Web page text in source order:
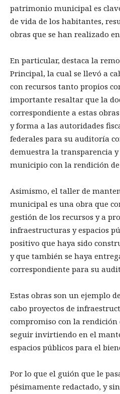
patrimonio municipal es
de vida de los habitantes,
obras que se han realizado
En particular, destaca la
Principal, la cual se llevó a
con recursos tanto propios
importante resaltar que la
correspondiente a estas
y forma a las autoridades
federales para su auditoría
demuestra la transparencia
municipio con la rendición de
Asimismo, el taller de
municipal es una obra que
gestión de los recursos y a
infraestructuras y espacios
positivo que haya sido
y que también se haya
correspondiente para su
Estas obras son un ejemplo
cabo proyectos de
compromiso con la rendición
seguir invirtiendo en el
espacios públicos para el
Por lo que el guión que le
pésimamente redactado, y